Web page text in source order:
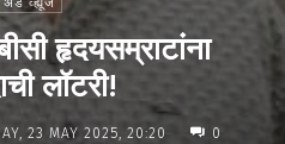
हृदयसम्राटांना
लॉटरी!
23 MAY 2025, 20:20 0